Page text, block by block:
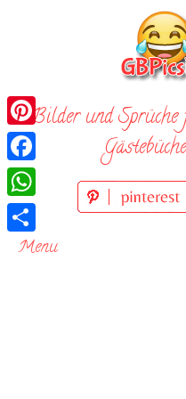
Bilder und Sprüche
Menu
Pinterest
Facebook
WhatsApp
Teilen